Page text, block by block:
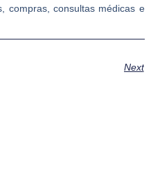
compras, consultas médicas e
Next